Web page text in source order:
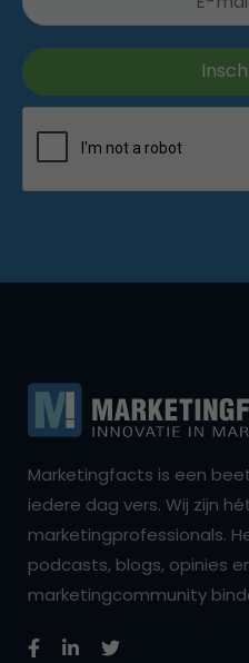
Marketingfacts is een
iedere dag vers. Wij zijn
marketingprofessionals.
podcasts, blogs, opinies
marketingcommunity